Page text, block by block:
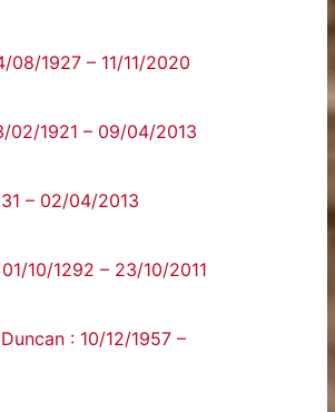
08/1927 – 11/11/2020
02/1921 – 09/04/2013
– 02/04/2013
10/1292 – 23/10/2011
: 10/12/1957 –